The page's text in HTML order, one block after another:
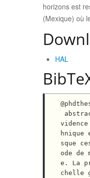
horizons est
(Mexique) où
HAL
sque
ode de
e. La
chelle